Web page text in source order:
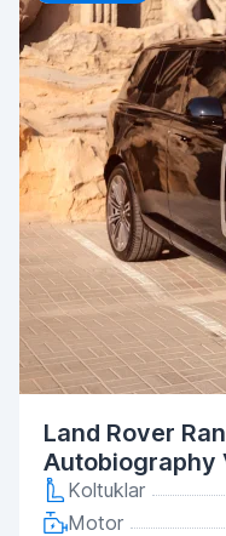
Land Rover
Autobiography
Koltuklar
Motor